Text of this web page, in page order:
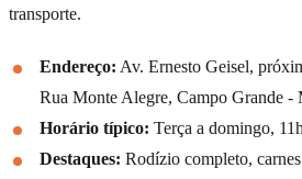
transporte.
Endereço: Av. Ernesto Geisel,
Rua Monte Alegre, Campo Grande -
Horário típico: Terça a domingo,
Destaques: Rodízio completo,